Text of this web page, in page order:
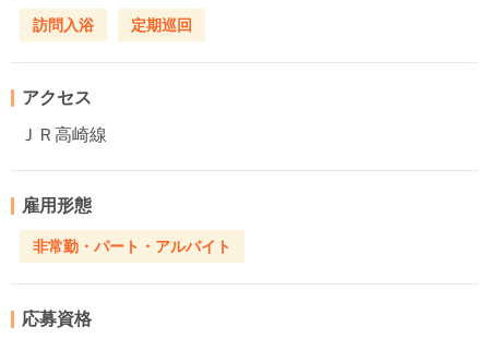
訪問入浴 定期巡回
アクセス
ＪＲ高崎線
雇用形態
非常勤・パート・アルバイト
応募資格